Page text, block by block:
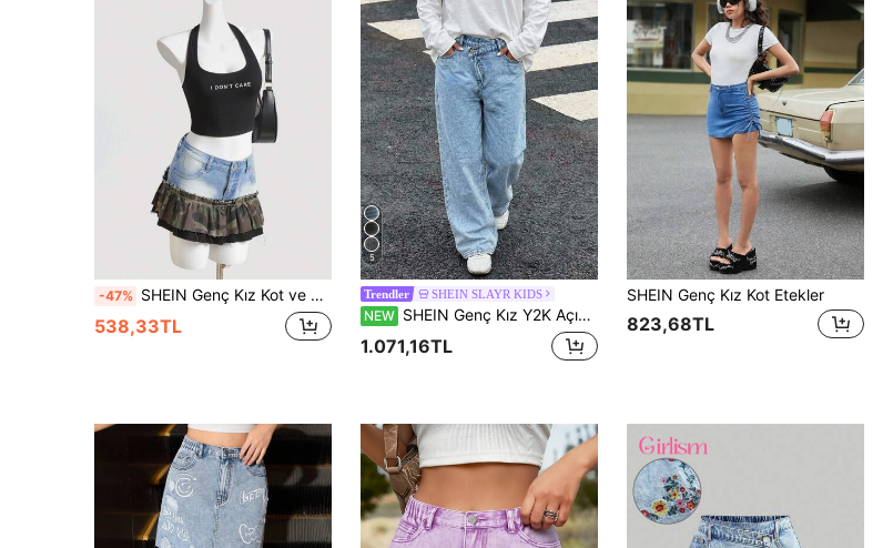
-47% SHEIN Genç Kız Kot ve Kamuflaj Eklemeli Mini Etek, Düşük Bel, İki Tonlu Kloş Etek Ucu, İlkbahar ve Yaz Rahat Tatil Ülke Boho Giyim
538,33TL
5
Trendler SHEIN SLAYR KIDS
NEW SHEIN Genç Kız Y2K Açık Mavi Düzensiz Bel Boyu Bol Jean Pantolon, Cadılar Bayramı ve Siyah Okul Stili
1.071,16TL
SHEIN Genç Kız Kot Etekler
823,68TL